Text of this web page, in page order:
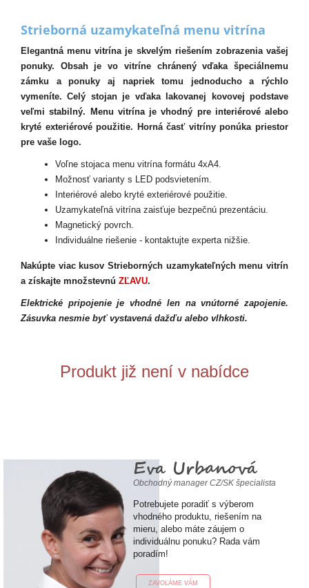
Strieborná uzamykateľná menu vitrína
Elegantná menu vitrína je skvelým riešením zobrazenia vašej
ponuky. Obsah je vo vitríne chránený vďaka špeciálnemu
zámku a ponuky aj napriek tomu jednoducho a rýchlo
vymeníte. Celý stojan je vďaka lakovanej kovovej podstave
veľmi stabilný. Menu vitrína je vhodný pre interiérové alebo
kryté exteriérové použitie. Horná časť vitríny ponúka priestor
pre vaše logo.
Voľne stojaca menu vitrína formátu 4xA4.
Možnosť varianty s LED podsvietením.
Interiérové alebo kryté exteriérové použitie.
Uzamykateľná vitrína zaisťuje bezpečnú prezentáciu.
Magnetický povrch.
Individuálne riešenie - kontaktujte experta nižšie.
Nakúpte viac kusov Strieborných uzamykateľných menu vitrín
a získajte množstevnú ZĽAVU.
Elektrické pripojenie je vhodné len na vnútorné zapojenie.
Zásuvka nesmie byť vystavená dažďu alebo vlhkosti.
Produkt již není v nabídce
Eva Urbanová
Obchodný manager CZ/SK špecialista
Potrebujete poradiť s výberom
vhodného produktu, riešením na
mieru, alebo máte záujem o
individuálnu ponuku? Rada vám
poradím!
ZAVOLÁME VÁM